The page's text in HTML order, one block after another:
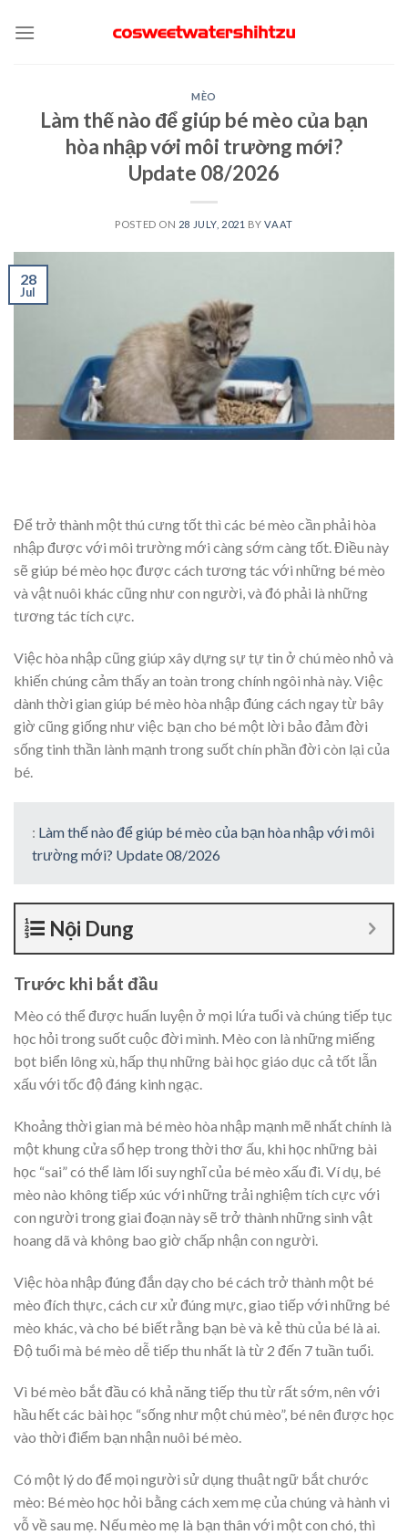
MÈO
Làm thế nào để giúp bé mèo của bạn
hòa nhập với môi trường mới?
Update 08/2026
POSTED ON 28 JULY, 2021 BYVAAT
28
Jul
Để trở thành một thú cưng tốt thì các bé mèo cần phải hòa
nhập được với môi trường mới càng sớm càng tốt. Điều này
sẽ giúp bé mèo học được cách tương tác với những bé mèo
và vật nuôi khác cũng như con người, và đó phải là những
tương tác tích cực.
Việc hòa nhập cũng giúp xây dựng sự tự tin ở chú mèo nhỏ và
khiến chúng cảm thấy an toàn trong chính ngôi nhà này. Việc
dành thời gian giúp bé mèo hòa nhập đúng cách ngay từ bây
giờ cũng giống như việc bạn cho bé một lời bảo đảm đời
sống tinh thần lành mạnh trong suốt chín phần đời còn lại của
bé.
: Làm thế nào để giúp bé mèo của bạn hòa nhập với môi
trường mới? Update 08/2026
Nội Dung
Trước khi bắt đầu
Mèo có thể được huấn luyện ở mọi lứa tuổi và chúng tiếp tục
học hỏi trong suốt cuộc đời mình. Mèo con là những miếng
bọt biển lông xù, hấp thụ những bài học giáo dục cả tốt lẫn
xấu với tốc độ đáng kinh ngạc.
Khoảng thời gian mà bé mèo hòa nhập mạnh mẽ nhất chính là
một khung cửa sổ hẹp trong thời thơ ấu, khi học những bài
học “sai” có thể làm lối suy nghĩ của bé mèo xấu đi. Ví dụ, bé
mèo nào không tiếp xúc với những trải nghiệm tích cực với
con người trong giai đoạn này sẽ trở thành những sinh vật
hoang dã và không bao giờ chấp nhận con người.
Việc hòa nhập đúng đắn dạy cho bé cách trở thành một bé
mèo đích thực, cách cư xử đúng mực, giao tiếp với những bé
mèo khác, và cho bé biết rằng bạn bè và kẻ thù của bé là ai.
Độ tuổi mà bé mèo dễ tiếp thu nhất là từ 2 đến 7 tuần tuổi.
Vì bé mèo bắt đầu có khả năng tiếp thu từ rất sớm, nên với
hầu hết các bài học “sống như một chú mèo”, bé nên được học
vào thời điểm bạn nhận nuôi bé mèo.
Có một lý do để mọi người sử dụng thuật ngữ bắt chước
mèo: Bé mèo học hỏi bằng cách xem mẹ của chúng và hành vi
vỗ về sau mẹ. Nếu mèo mẹ là bạn thân với một con chó, thì